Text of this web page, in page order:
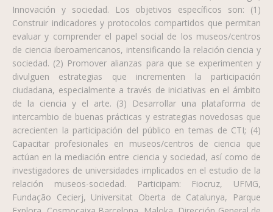
Innovación y sociedad. Los objetivos específicos son: (1)
Construir indicadores y protocolos compartidos que permitan
evaluar y comprender el papel social de los museos/centros
de ciencia iberoamericanos, intensificando la relación ciencia y
sociedad. (2) Promover alianzas para que se experimenten y
divulguen estrategias que incrementen la participación
ciudadana, especialmente a través de iniciativas en el ámbito
de la ciencia y el arte. (3) Desarrollar una plataforma de
intercambio de buenas prácticas y estrategias novedosas que
acrecienten la participación del público en temas de CTI; (4)
Capacitar profesionales en museos/centros de ciencia que
actúan en la mediación entre ciencia y sociedad, así como de
investigadores de universidades implicados en el estudio de la
relación museos-sociedad. Participam: Fiocruz, UFMG,
Fundação Cecierj, Universitat Oberta de Catalunya, Parque